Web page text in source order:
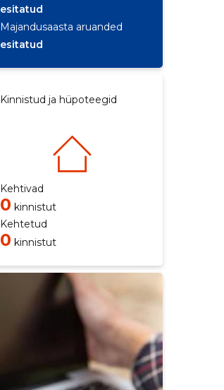
esitatud
Majandusaasta aruanded
esitatud
Kinnistud ja hüpoteegid
Kehtivad
0 kinnistut
Kehtetud
0 kinnistut